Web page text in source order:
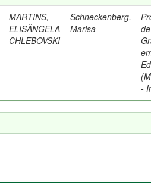
MARTINS,
ELISÂNGELA
CHLEBOVSKI
Schneckenberg,
Marisa
-